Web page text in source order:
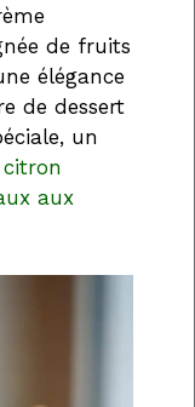
de fruits
élégance
de dessert
un
aux